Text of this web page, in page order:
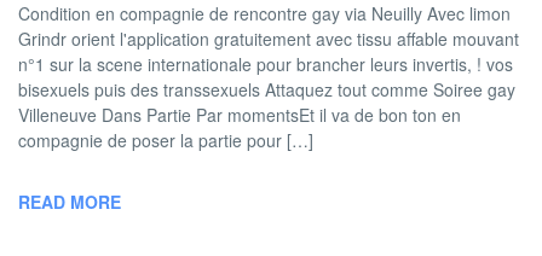
Condition en compagnie de rencontre gay via Neuilly Avec limon
Grindr orient l'application gratuitement avec tissu affable mouvant
n°1 sur la scene internationale pour brancher leurs invertis, ! vos
bisexuels puis des transsexuels Attaquez tout comme Soiree gay
Villeneuve Dans Partie Par momentsEt il va de bon ton en
compagnie de poser la partie pour […]
READ MORE